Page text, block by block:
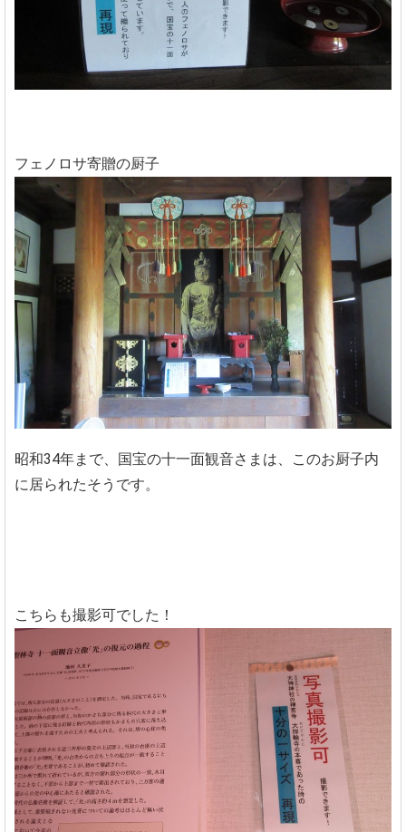
フェノロサ寄贈の厨子
昭和34年まで、国宝の十一面観音さまは、このお厨子内
に居られたそうです。
こちらも撮影可でした！